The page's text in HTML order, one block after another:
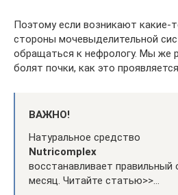
Поэтому если возникают какие-
стороны мочевыделительной
обращаться к нефрологу. Мы же
болят почки, как это
ВАЖНО!
Натуральное средство
Nutricomplex
восстанавливает правильный
месяц. Читайте статью>>…